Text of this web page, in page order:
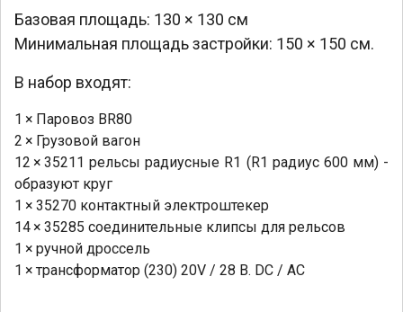
Базовая площадь: 130 × 130 см
Минимальная площадь застройки: 150 × 150 см.
В набор входят:
1 × Паровоз BR80
2 × Грузовой вагон
12 × 35211 рельсы радиусные R1 (R1 радиус 600 мм) -
образуют круг
1 × 35270 контактный электроштекер
14 × 35285 соединительные клипсы для рельсов
1 × ручной дроссель
1 × трансформатор (230) 20V / 28 В. DC / AC